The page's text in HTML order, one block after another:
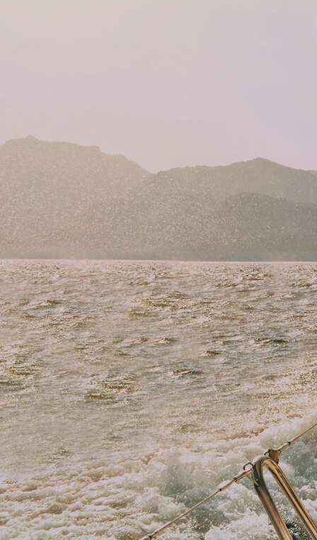
ESUV Vorlsesewettbewerb -3 2024